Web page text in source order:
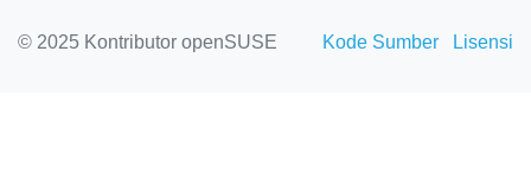
© 2025 Kontributor openSUSE Kode Sumber Lisensi